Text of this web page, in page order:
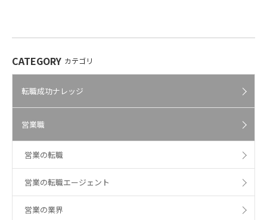
CATEGORY カテゴリ
転職成功ナレッジ
営業職
営業の転職
営業の転職エージェント
営業の業界